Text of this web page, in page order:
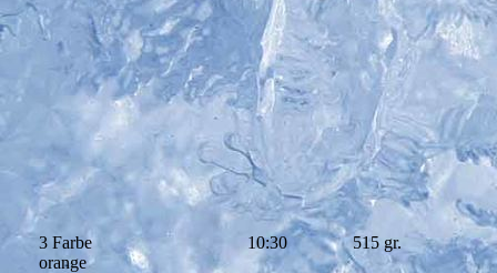
3 Farbe
orange
10:30 515 gr.